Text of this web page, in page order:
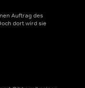
Auftrag des
dort wird sie